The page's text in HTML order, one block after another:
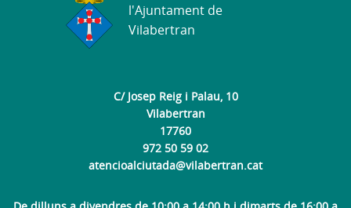
C/ Josep Reig i Palau, 10
Vilabertran
17760
972 50 59 02
atencioalciutada@vilabertran.cat
l'Ajuntament de
Vilabertran